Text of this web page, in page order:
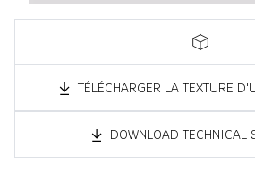
TÉLÉCHARGER LA TEXTURE
DOWNLOAD TECHNICAL